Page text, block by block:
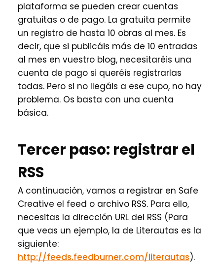
plataforma se pueden crear cuentas
gratuitas o de pago. La gratuita permite
un registro de hasta 10 obras al mes. Es
decir, que si publicáis más de 10 entradas
al mes en vuestro blog, necesitaréis una
cuenta de pago si queréis registrarlas
todas. Pero si no llegáis a ese cupo, no hay
problema. Os basta con una cuenta
básica.
Tercer paso: registrar el
RSS
A continuación, vamos a registrar en Safe
Creative el feed o archivo RSS. Para ello,
necesitas la dirección URL del RSS (Para
que veas un ejemplo, la de Literautas es la
siguiente:
http://feeds.feedburner.com/literautas).